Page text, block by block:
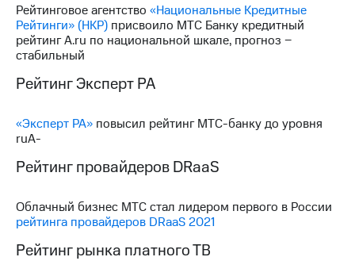
Новости
в
регионе
Корпоративное
Корпоративный
Раскрытие
информации
акционерам
Документы
"МТС"
Рейтинговое агентство «Национальные Кредитные
Рейтинги» (НКР) присвоило МТС Банку кредитный
рейтинг A.ru по национальной шкале, прогноз −
стабильный
Рейтинг Эксперт РА
«Эксперт РА» повысил рейтинг МТС-банку до уровня
ruA-
Рейтинг провайдеров DRaaS
Облачный бизнес МТС стал лидером первого в России
рейтинга провайдеров DRaaS 2021
Рейтинг рынка платного ТВ